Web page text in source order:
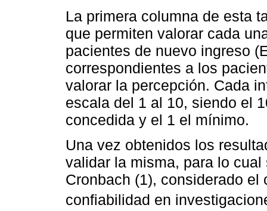
La primera columna de esta
que permiten valorar cada
pacientes de nuevo ingreso
correspondientes a los
valorar la percepción. Cada
escala del 1 al 10, siendo el
concedida y el 1 el mínimo.
Una vez obtenidos los
validar la misma, para lo
Cronbach (1), considerado
confiabilidad en